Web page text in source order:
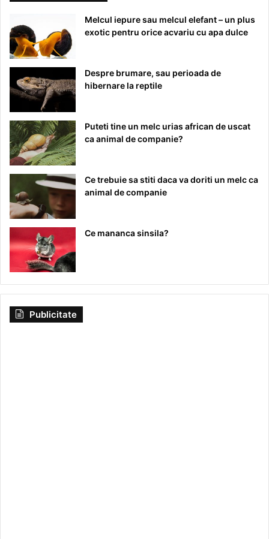
Melcul iepure sau melcul elefant – un plus
exotic pentru orice acvariu cu apa dulce
Despre brumare, sau perioada de
hibernare la reptile
Puteti tine un melc urias african de uscat
ca animal de companie?
Ce trebuie sa stiti daca va doriti un melc ca
animal de companie
Ce mananca sinsila?
Publicitate